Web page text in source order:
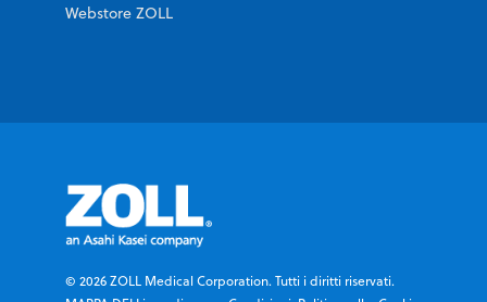
Webstore ZOLL
© 2026 ZOLL Medical Corporation. Tutti i diritti riservati.